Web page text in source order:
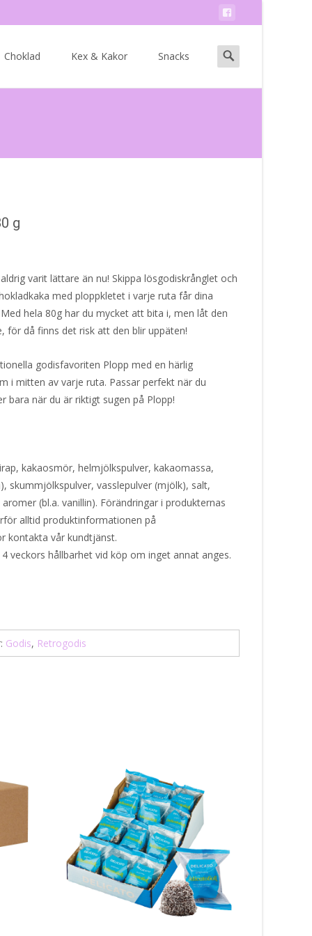
Choklad Kex & Kakor Snacks
Search
for:
g
varit lättare än nu! Skippa lösgodiskrånglet och
med ploppkletet i varje ruta får dina
hela 80g har du mycket att bita i, men låt den
för då finns det risk att den blir uppäten!
godisfavoriten Plopp med en härlig
i mitten av varje ruta. Passar perfekt när du
bara när du är riktigt sugen på Plopp!
kakaosmör, helmjölkspulver, kakaomassa,
skummjölkspulver, vasslepulver (mjölk), salt,
(bl.a. vanillin). Förändringar i produkternas
alltid produktinformationen på
kontakta vår kundtjänst.
veckors hållbarhet vid köp om inget annat anges.
Godis, Retrogodis